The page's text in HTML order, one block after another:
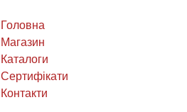
Головна
Магазин
Каталоги
Сертифікати
Контакти